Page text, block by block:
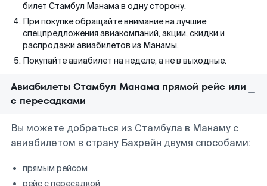
билет Стамбул Манама в одну сторону.
При покупке обращайте внимание на лучшие
спецпредложения авиакомпаний, акции, скидки и
распродажи авиабилетов из Манамы.
Покупайте авиабилет на неделе, а не в выходные.
Авиабилеты Стамбул Манама прямой рейс или
с пересадками
Вы можете добраться из Стамбула в Манаму с
авиабилетом в страну Бахрейн двумя способами:
прямым рейсом
рейс с пересадкой